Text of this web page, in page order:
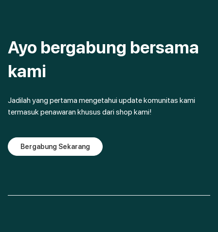
Ayo bergabung bersama
kami
Jadilah yang pertama mengetahui update komunitas kami
termasuk penawaran khusus dari shop kami!
Bergabung Sekarang